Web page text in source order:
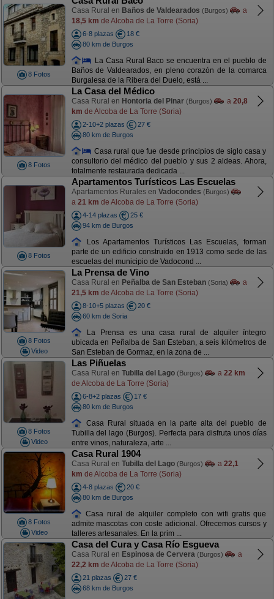
8 Fotos
Casa Rural en Baños de Valdearados (Burgos)
a
18,5 km de Alcoba de La Torre (Soria)
6-8 plazas
18 €
80 km de Burgos
La Casa Rural Baco se encuentra en el pueblo de
Baños de Valdearados, en pleno corazón de la comarca
Burgalesa de la Ribera del Duelo, está ...
8 Fotos
La Casa del Médico
Casa Rural en Hontoria del Pinar (Burgos) a 20,8
km de Alcoba de La Torre (Soria)
2-10+2 plazas
27 €
80 km de Burgos
Casa rural que fue desde principios de siglo casa y
consultorio del médico del pueblo y sus 2 aldeas. Ahora,
totalmente restaurada dedicada ...
8 Fotos
Apartamentos Turísticos Las Escuelas
Apartamentos Rurales en Vadocondes (Burgos)
a 21 km de Alcoba de La Torre (Soria)
4-14 plazas
25 €
94 km de Burgos
Los Apartamentos Turísticos Las Escuelas, forman
parte de un edificio construido en 1913 como sede de las
escuelas del municipio de Vadocond ...
8 Fotos
Video
La Prensa de Vino
Casa Rural en Peñalba de San Esteban (Soria)
a
21,5 km de Alcoba de La Torre (Soria)
8-10+5 plazas
20 €
60 km de Soria
La Prensa es una casa rural de alquiler íntegro
ubicada en Peñalba de San Esteban, a seis kilómetros de
San Esteban de Gormaz, en la zona de ...
8 Fotos
Video
Las Piñuelas
Casa Rural en Tubilla del Lago (Burgos) a 22 km
de Alcoba de La Torre (Soria)
6-8+2 plazas
17 €
80 km de Burgos
Casa Rural situada en la parte alta del pueblo de
Tubilla del lago (Burgos). Perfecta para disfruta unos días
entre vinos, naturaleza, arte ...
8 Fotos
Video
Casa Rural 1904
Casa Rural en Tubilla del Lago (Burgos) a 22,1
km de Alcoba de La Torre (Soria)
4-8 plazas
20 €
80 km de Burgos
Casa rural de alquiler completo con wifi gratis que
admite mascotas con coste adicional. Ofrecemos cursos y
talleres artesanales. En la prim ...
Casa del Cura y Casa Río Esgueva
Casa Rural en Espinosa de Cervera (Burgos)
a
22,2 km de Alcoba de La Torre (Soria)
21 plazas
27 €
68 km de Burgos